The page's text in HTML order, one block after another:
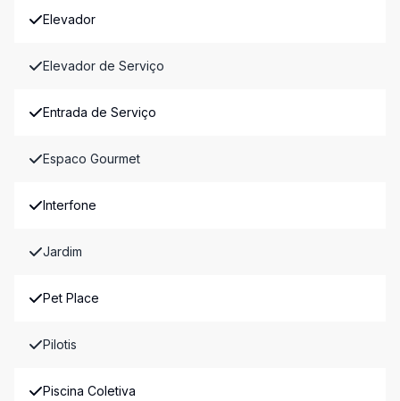
Elevador
Elevador de Serviço
Entrada de Serviço
Espaco Gourmet
Interfone
Jardim
Pet Place
Pilotis
Piscina Coletiva